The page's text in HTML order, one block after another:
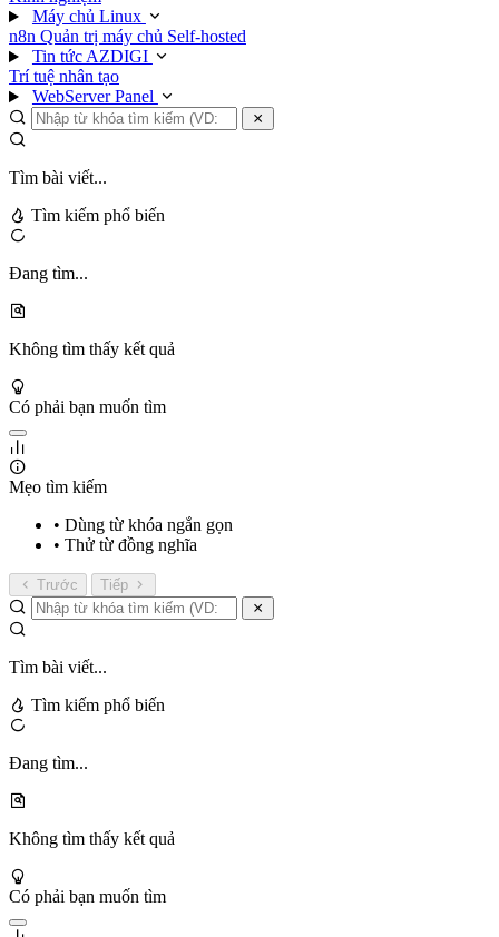
Máy chủ Linux
n8n Quản trị máy chủ Self-hosted
Tin tức AZDIGI
Trí tuệ nhân tạo
WebServer Panel
Tìm bài viết...
Tìm kiếm phổ biến
Đang tìm...
Không tìm thấy kết quả
Có phải bạn muốn tìm
Mẹo tìm kiếm
• Dùng từ khóa ngắn gọn
• Thử từ đồng nghĩa
Trước Tiếp
Tìm bài viết...
Tìm kiếm phổ biến
Đang tìm...
Không tìm thấy kết quả
Có phải bạn muốn tìm